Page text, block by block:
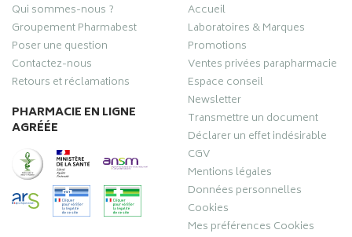
Qui sommes-nous ?
Groupement Pharmabest
Poser une question
Contactez-nous
Retours et réclamations
PHARMACIE EN LIGNE
AGRÉÉE
Accueil
Laboratoires & Marques
Promotions
Ventes privées parapharmacie
Espace conseil
Newsletter
Transmettre un document
Déclarer un effet indésirable
CGV
Mentions légales
Données personnelles
Cookies
Mes préférences Cookies